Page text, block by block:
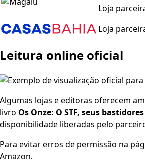
Loja
Loja
Leitura online oficial
Algumas lojas e editoras oferecem
livro Os Onze: O STF, seus
disponibilidade liberadas pelo
Para evitar erros de permissão na
Amazon.